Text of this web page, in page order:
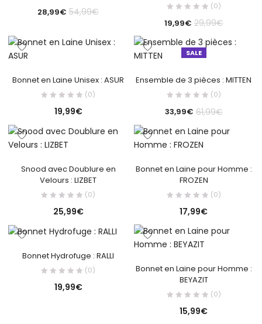
28,99€ 54,99€
(0)
19,99€ 29,99€
Bonnet en Laine Unisex : ASUR
(0)
19,99€
SALE
Ensemble de 3 pièces : MITTEN
(0)
33,99€ 61,99€
Snood avec Doublure en
Velours : LIZBET
(0)
25,99€
Bonnet en Laine pour Homme :
FROZEN
(0)
17,99€
Bonnet Hydrofuge : RALLI
(0)
19,99€
Bonnet en Laine pour Homme :
BEYAZIT
(0)
15,99€